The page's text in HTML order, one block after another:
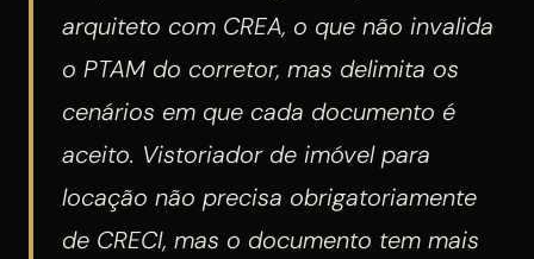
arquiteto com CREA, o que não invalida
o PTAM do corretor, mas delimita os
cenários em que cada documento é
aceito. Vistoriador de imóvel para
locação não precisa obrigatoriamente
de CRECI, mas o documento tem mais